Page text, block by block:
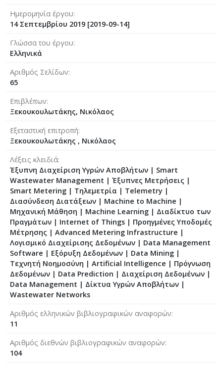
Ημερομηνία έργου
14 Σεπτεμβρίου 2019 [2019-09-14]
Γλώσσα του έργου
Ελληνικά
Αριθμός Σελίδων
65
Επιβλέπων
Ξεκουκουλωτάκης, Νικόλαος
Εξεταστική επιτροπή
Ξεκουκουλωτάκης , Νικόλαος
Λέξεις κλειδιά
Έξυπνη Διαχείριση Υγρών Αποβλήτων | Smart
Wastewater Management | Έξυπνες Μετρήσεις |
Smart Metering | Τηλεμετρία | Telemetry |
Διασύνδεση Διατάξεων | Machine to Machine |
Μηχανική Μάθηση | Machine Learning | Διαδίκτυο των
Πραγμάτων | Internet of Things | Προηγμένες Υποδομές
Μέτρησης | Advanced Metering Infrastructure |
Λογισμικό Διαχείρισης Δεδομένων | Data Management
Software | Εξόρυξη Δεδομένων | Data Mining |
Τεχνητή Νοημοσύνη | Artificial Intelligence | Πρόγνωση
Δεδομένων | Data Prediction | Διαχείριση Δεδομένων |
Data Management | Δίκτυα Υγρών Αποβλήτων |
Wastewater Networks
Αριθμός ελληνικών βιβλιογραφικών αναφορών
11
Αριθμός διεθνών βιβλιογραφικών αναφορών
104